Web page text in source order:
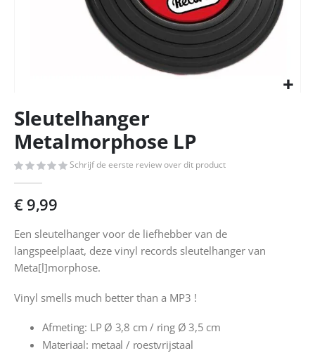
naar
het
begin
de
afbeeldingen-
gallerij
Sleutelhanger
Metalmorphose LP
Schrijf de eerste review over dit product
€ 9,99
Een sleutelhanger voor de liefhebber van de
langspeelplaat, deze vinyl records sleutelhanger van
Meta[l]morphose.
Vinyl smells much better than a MP3 !
Afmeting: LP Ø 3,8 cm / ring Ø 3,5 cm
Materiaal: metaal / roestvrijstaal